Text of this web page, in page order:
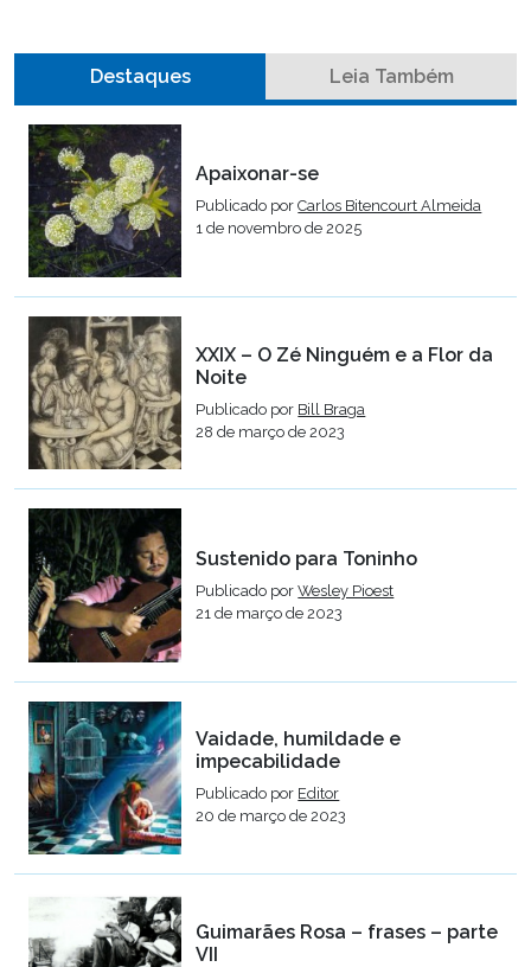
Destaques Leia Também
Apaixonar-se
Publicado porCarlos Bitencourt Almeida
1 de novembro de 2025
XXIX – O Zé Ninguém e a Flor da
Noite
Publicado por Bill Braga
28 de março de 2023
Sustenido para Toninho
Publicado porWesley Pioest
21 de março de 2023
Vaidade, humildade e
impecabilidade
Publicado por Editor
20 de março de 2023
Guimarães Rosa – frases – parte
VII